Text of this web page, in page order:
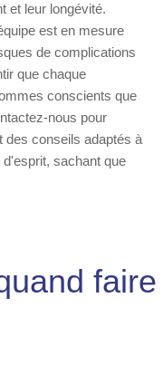
et leur longévité.
est en mesure
de complications
que chaque
conscients que
nous pour
des conseils adaptés à
sachant que
faire